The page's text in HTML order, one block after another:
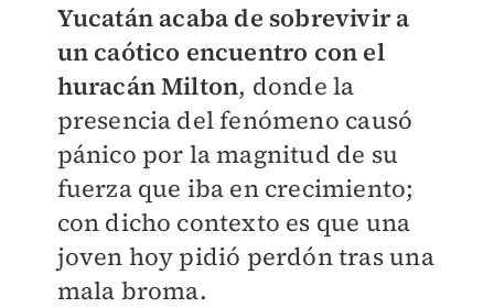
Yucatán acaba de sobrevivir a
un caótico encuentro con el
huracán Milton, donde la
presencia del fenómeno causó
pánico por la magnitud de su
fuerza que iba en crecimiento;
con dicho contexto es que una
joven hoy pidió perdón tras una
mala broma.